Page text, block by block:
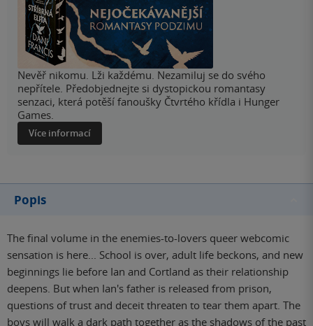
Nevěř nikomu. Lži každému. Nezamiluj se do svého
nepřítele. Předobjednejte si dystopickou romantasy
senzaci, která potěší fanoušky Čtvrtého křídla i Hunger
Games.
Více informací
Popis
The final volume in the enemies-to-lovers queer webcomic
sensation is here... School is over, adult life beckons, and new
beginnings lie before Ian and Cortland as their relationship
deepens. But when Ian's father is released from prison,
questions of trust and deceit threaten to tear them apart. The
boys will walk a dark path together as the shadows of the past